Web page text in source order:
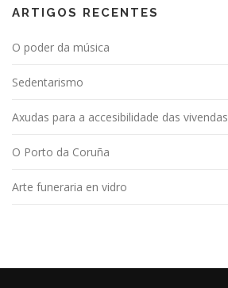
ARTIGOS RECENTES
O poder da música
Sedentarismo
Axudas para a accesibilidade das vivendas
O Porto da Coruña
Arte funeraria en vidro